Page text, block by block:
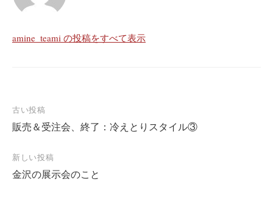
amine_teami の投稿をすべて表示
稿
ナ
古い投稿
販売＆受注会、終了：冷えとりスタイル③
新しい投稿
金沢の展示会のこと